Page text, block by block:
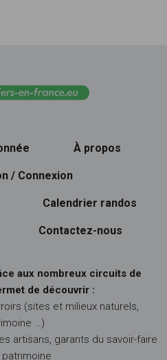
À propos
/ Connexion
Calendrier randos
Contactez-nous
aux nombreux circuits de
de découvrir :
(sites et milieux naturels,
…)
artisans, garants du savoir-faire